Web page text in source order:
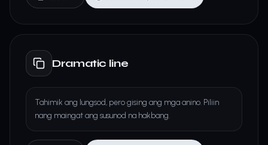
Dramatic line
Tahimik ang lungsod, pero gising ang mga anino. Piliin
nang maingat ang susunod na hakbang.